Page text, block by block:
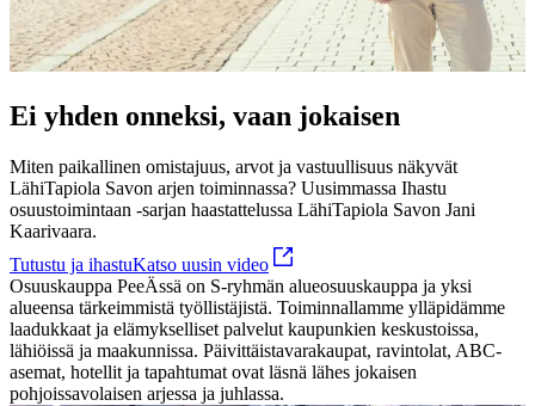
Ei yhden onneksi, vaan jokaisen
Miten paikallinen omistajuus, arvot ja vastuullisuus näkyvät
LähiTapiola Savon arjen toiminnassa? Uusimmassa Ihastu
osuustoimintaan -sarjan haastattelussa LähiTapiola Savon Jani
Kaarivaara.
Tutustu ja ihastuKatso uusin video
Osuuskauppa PeeÄssä on S-ryhmän alueosuuskauppa ja yksi
alueensa tärkeimmistä työllistäjistä. Toiminnallamme ylläpidämme
laadukkaat ja elämykselliset palvelut kaupunkien keskustoissa,
lähiöissä ja maakunnissa. Päivittäistavarakaupat, ravintolat, ABC-
asemat, hotellit ja tapahtumat ovat läsnä lähes jokaisen
pohjoissavolaisen arjessa ja juhlassa.